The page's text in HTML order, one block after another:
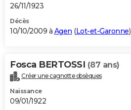
26/11/1923
Décès
10/10/2009 à Agen (Lot-et-Garonne)
Fosca BERTOSSI (87 ans)
Créer une cagnotte obsèques
Naissance
09/01/1922